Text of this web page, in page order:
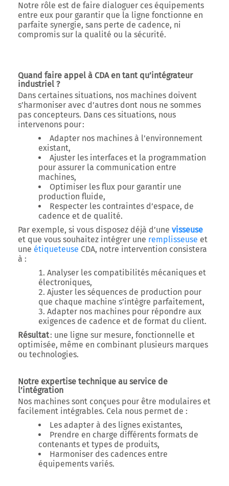
Notre rôle est de faire dialoguer ces équipements
entre eux pour garantir que la ligne fonctionne en
parfaite synergie, sans perte de cadence, ni
compromis sur la qualité ou la sécurité.
Quand faire appel à CDA en tant qu’intégrateur
industriel ?
Dans certaines situations, nos machines doivent
s’harmoniser avec d’autres dont nous ne sommes
pas concepteurs. Dans ces situations, nous
intervenons pour :
Adapter nos machines à l’environnement
existant,
Ajuster les interfaces et la programmation
pour assurer la communication entre
machines,
Optimiser les flux pour garantir une
production fluide,
Respecter les contraintes d’espace, de
cadence et de qualité.
Par exemple, si vous disposez déjà d’une visseuse
et que vous souhaitez intégrer une remplisseuse et
une étiqueteuse CDA, notre intervention consistera
à :
Analyser les compatibilités mécaniques et
électroniques,
Ajuster les séquences de production pour
que chaque machine s’intègre parfaitement,
Adapter nos machines pour répondre aux
exigences de cadence et de format du client.
Résultat: une ligne sur mesure, fonctionnelle et
optimisée, même en combinant plusieurs marques
ou technologies.
Notre expertise technique au service de
l’intégration
Nos machines sont conçues pour être modulaires et
facilement intégrables. Cela nous permet de :
Les adapter à des lignes existantes,
Prendre en charge différents formats de
contenants et types de produits,
Harmoniser des cadences entre
équipements variés.